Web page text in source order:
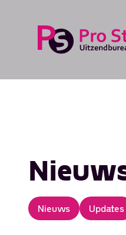
Nieuws Updates